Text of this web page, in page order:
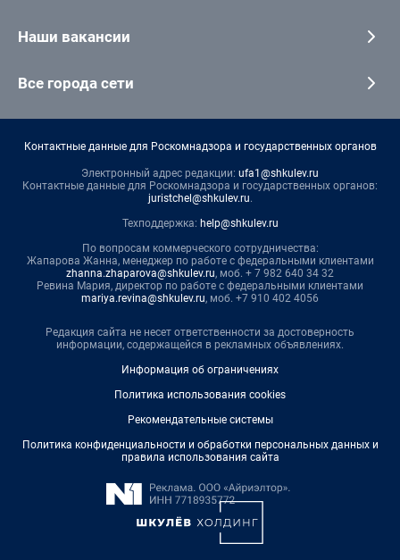
Наши вакансии
Все города сети
Контактные данные для Роскомнадзора и государственных органов
Электронный адрес редакции: ufa1@shkulev.ru
Контактные данные для Роскомнадзора и государственных органов:
juristchel@shkulev.ru.
Техподдержка: help@shkulev.ru
По вопросам коммерческого сотрудничества:
Жапарова Жанна, менеджер по работе с федеральными клиентами
zhanna.zhaparova@shkulev.ru, моб. + 7 982 640 34 32
Ревина Мария, директор по работе с федеральными клиентами
mariya.revina@shkulev.ru, моб. +7 910 402 4056
Редакция сайта не несет ответственности за достоверность
информации, содержащейся в рекламных объявлениях.
Информация об ограничениях
Политика использования cookies
Рекомендательные системы
Политика конфиденциальности и обработки персональных данных и
правила использования сайта